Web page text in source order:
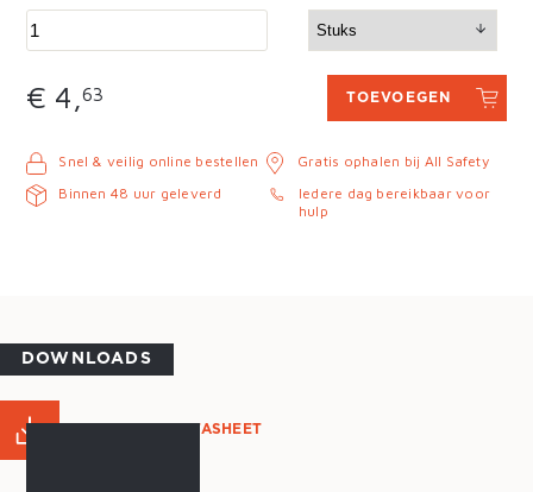
€ 4,63 TOEVOEGEN
Snel & veilig online bestellen
Binnen 48 uur geleverd
Gratis ophalen bij All Safety
Iedere dag bereikbaar voor
hulp
DOWNLOADS
PRODUCT DATASHEET